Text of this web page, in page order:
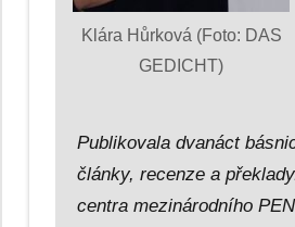
Klára Hůrková (Foto: DAS
GEDICHT)
Publikovala dvanáct
články, recenze a
centra mezinárodního